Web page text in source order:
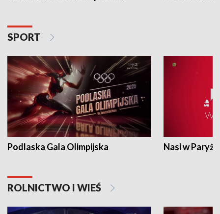
SPORT
Podlaska Gala Olimpijska Nasi w Paryżu
ROLNICTWO I WIEŚ